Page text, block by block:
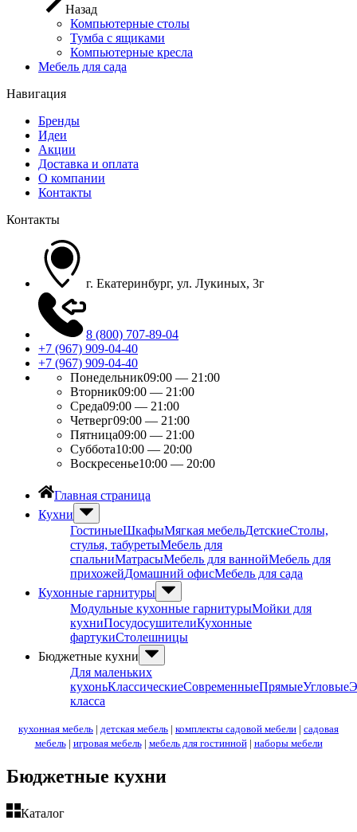
Назад
Компьютерные столы
Тумба с ящиками
Компьютерные кресла
Мебель для сада
Навигация
Бренды
Идеи
Акции
Доставка и оплата
О компании
Контакты
Контакты
г. Екатеринбург, ул. Лукиных, 3г
8 (800) 707-89-04
+7 (967) 909-04-40
+7 (967) 909-04-40
Понедельник09:00 — 21:00
Вторник09:00 — 21:00
Среда09:00 — 21:00
Четверг09:00 — 21:00
Пятница09:00 — 21:00
Суббота10:00 — 20:00
Воскресенье10:00 — 20:00
Главная страница
Кухни
ГостиныеШкафыМягкая мебельДетскиеСтолы,
стулья, табуретыМебель для
спальниМатрасыМебель для ваннойМебель для
прихожейДомашний офисМебель для сада
Кухонные гарнитуры
Модульные кухонные гарнитурыМойки для
кухниПосудосушителиКухонные
фартукиСтолешницы
Бюджетные кухни
Для маленьких
кухоньКлассическиеСовременныеПрямыеУгловые
класса
кухонная мебель | детская мебель | комплекты садовой мебели | садовая
мебель| игровая мебель| мебель для гостинной| наборы мебели
Бюджетные кухни
Каталог